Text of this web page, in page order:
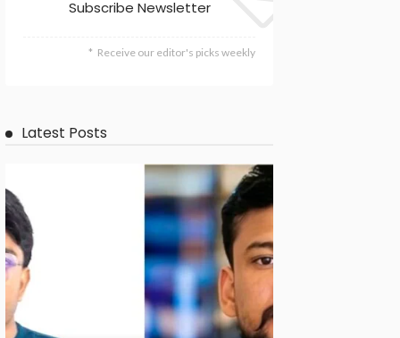
Subscribe Newsletter
Receive our editor's picks weekly
Latest Posts